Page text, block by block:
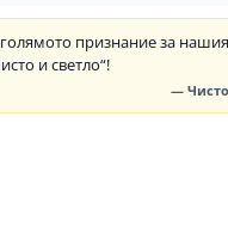
признание за
и светло“!
—